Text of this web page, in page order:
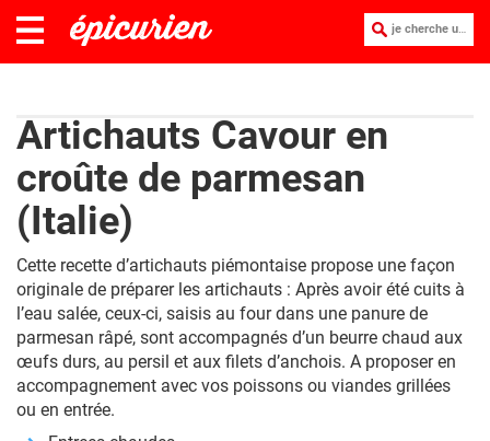
je cherche une recette :
Artichauts Cavour en
croûte de parmesan
(Italie)
Cette recette d’artichauts piémontaise propose une façon
originale de préparer les artichauts : Après avoir été cuits à
l’eau salée, ceux-ci, saisis au four dans une panure de
parmesan râpé, sont accompagnés d’un beurre chaud aux
œufs durs, au persil et aux filets d’anchois. A proposer en
accompagnement avec vos poissons ou viandes grillées
ou en entrée.